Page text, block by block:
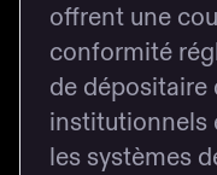
offrent une
conformité
de dépositaire
institutionnels
les systèmes